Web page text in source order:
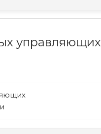
управляющих